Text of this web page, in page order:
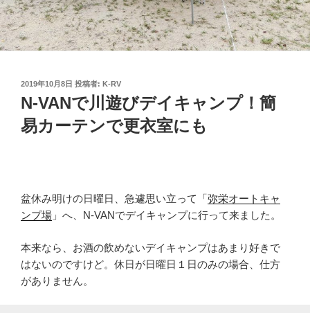
投
稿
日:
2019年10月8日 投稿者: K-RV
N-VANで川遊びデイキャンプ！簡
易カーテンで更衣室にも
盆休み明けの日曜日、急遽思い立って「弥栄オートキャ
ンプ場 」へ、N-VANでデイキャンプに行って来ました。
本来なら、お酒の飲めないデイキャンプはあまり好きで
はないのですけど。休日が日曜日１日のみの場合、仕方
がありません。